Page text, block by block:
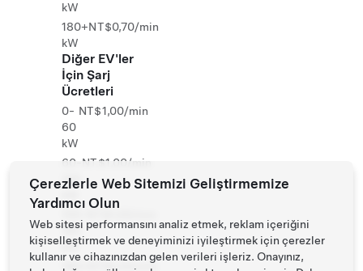
kW
180+
kW
NT$0,70/min
Diğer EV'ler
İçin Şarj
Ücretleri
0-
60
kW
NT$1,00/min
60-
100
NT$1,00/min
180
kW
180+ NT$1,00/min
Çerezlerle Web Sitemizi Geliştirmemize
Yardımcı Olun
Web sitesi performansını analiz etmek, reklam içeriğini
kişiselleştirmek ve deneyiminizi iyileştirmek için çerezler
kullanır ve cihazınızdan gelen verileri işleriz. Onayınız,